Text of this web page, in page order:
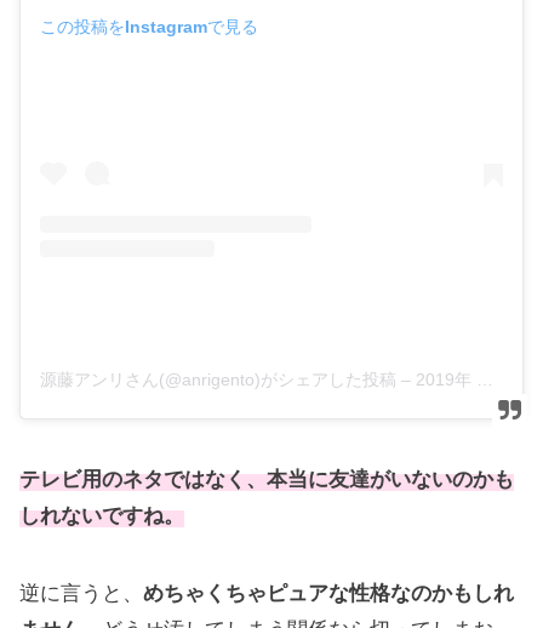
この投稿をInstagramで見る
源藤アンリさん(@anrigento)がシェアした投稿 – 2019年 2月月26日午後7時53分PST
テレビ用のネタではなく、本当に友達がいないのかも
しれないですね。
逆に言うと、めちゃくちゃピュアな性格なのかもしれ